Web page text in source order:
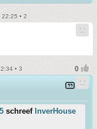
• 2
• 3
schreef InverHouse